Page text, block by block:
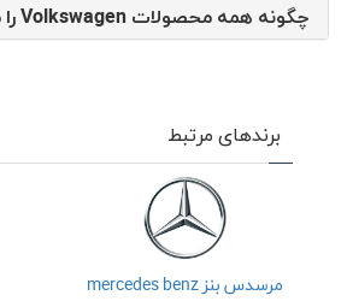
چگونه همه محصولات Volkswagen را مشاهده کنم؟
برندهای مرتبط
مرسدس بنز mercedes benz